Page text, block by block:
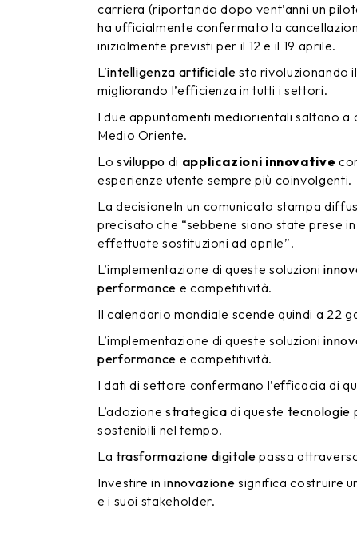
carriera (riportando dopo vent’anni un
ha ufficialmente confermato la
inizialmente previsti per il 12 e il 19 aprile.
L’intelligenza artificiale sta rivoluzionando
migliorando l’efficienza in tutti i settori.
I due appuntamenti mediorientali saltano
Medio Oriente.
Lo sviluppo di applicazioni innovative
esperienze utente sempre più coinvolgenti.
La decisioneIn un comunicato stampa
precisato che “sebbene siano state prese
effettuate sostituzioni ad aprile”.
L’implementazione di queste soluzioni
performance e competitività.
Il calendario mondiale scende quindi a 22
L’implementazione di queste soluzioni
performance e competitività.
I dati di settore confermano l’efficacia di
L’adozionestrategica di queste tecnologie
sostenibili nel tempo.
La trasformazione digitale passa
Investire ininnovazione significa costruire
e i suoi stakeholder.